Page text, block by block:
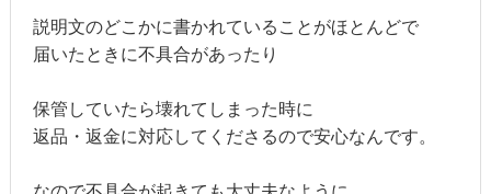
説明文のどこかに書かれていることがほとんどで
届いたときに不具合があったり
保管していたら壊れてしまった時に
返品・返金に対応してくださるので安心なんです。